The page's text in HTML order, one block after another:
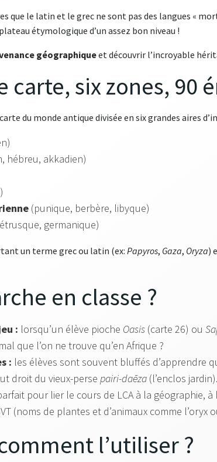
que le latin et le grec ne sont pas des langues «
étymologique d’un assez bon niveau !
géographiqueet découvrir l’incroyable
carte, six zones, 90
du monde antique divisée en six grandes aires
hébreu, akkadien)
(punique, berbère, libyque)
germanique)
un terme grec ou latin (ex: Papyros, Gaza, Oryza)
en classe ?
: lorsqu’un élève pioche Oasis (carte 26) ou
que l’on ne trouve qu’en Afrique ?
: les élèves sont souvent bluffés d’apprendre
droit du vieux-perse pairi-daēza (l’enclos jardin).
pour lier le cours de LCA à la géographie,
(noms de plantes et d’animaux comme l’oryx
l’utiliser ?